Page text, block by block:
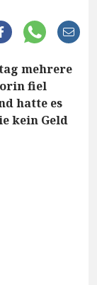
mehrere
fiel
hatte es
kein Geld